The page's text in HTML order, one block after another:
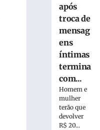
Homem
preso
quase
após
troca de
mensag
ens
íntimas
termina
com...
Homem e
mulher
terão que
devolver
R$ 20...